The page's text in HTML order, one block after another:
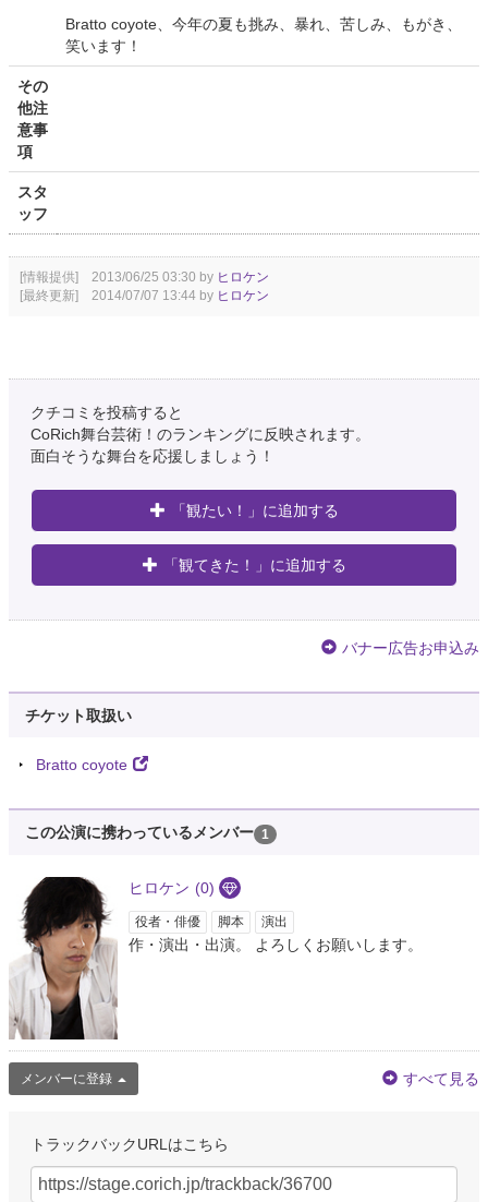
Bratto coyote、今年の夏も挑み、暴れ、苦しみ、もがき、
笑います！
その
他注
意事
項
スタ
ッフ
[情報提供] 2013/06/25 03:30 by ヒロケン
[最終更新] 2014/07/07 13:44 by ヒロケン
クチコミを投稿すると
CoRich舞台芸術！のランキングに反映されます。
面白そうな舞台を応援しましょう！
「観たい！」に追加する
「観てきた！」に追加する
バナー広告お申込み
チケット取扱い
Bratto coyote
この公演に携わっているメンバー 1
ヒロケン (0)
役者・俳優 脚本 演出
作・演出・出演。 よろしくお願いします。
メンバーに登録 すべて見る
トラックバックURLはこちら